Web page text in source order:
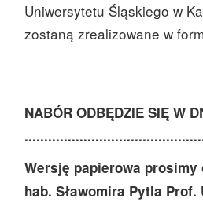
Uniwersytetu Śląskiego w
zostaną zrealizowane w
NABÓR ODBĘDZIE SIĘ W
Wersję papierowa
hab. Sławomira Pytla Prof.